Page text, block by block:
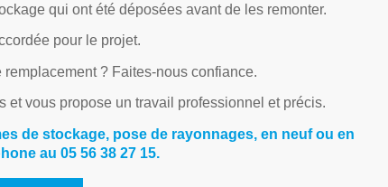
qui ont été déposées avant de les remonter.
pour le projet.
? Faites-nous confiance.
et vous propose un travail professionnel et précis.
de stockage, pose de rayonnages, en neuf ou en
au 05 56 38 27 15.